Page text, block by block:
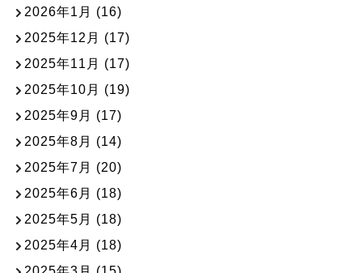
2026年1月 (16)
2025年12月 (17)
2025年11月 (17)
2025年10月 (19)
2025年9月 (17)
2025年8月 (14)
2025年7月 (20)
2025年6月 (18)
2025年5月 (18)
2025年4月 (18)